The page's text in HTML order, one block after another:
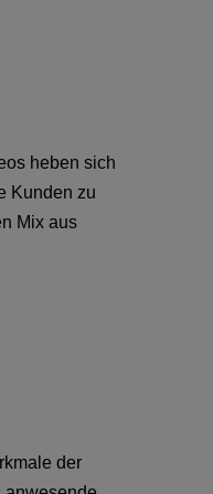
heben sich
Kunden zu
Mix aus
der